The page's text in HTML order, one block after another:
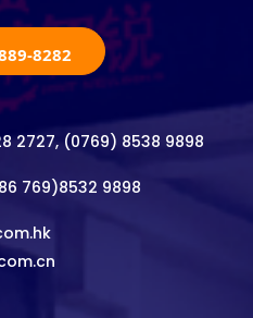
8282
2727, (0769) 8538 9898
769)8532 9898